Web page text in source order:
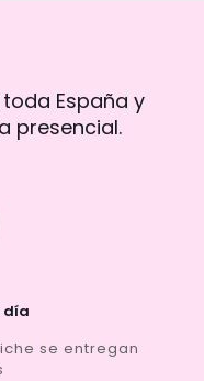
España y
presencial.
día
se entregan